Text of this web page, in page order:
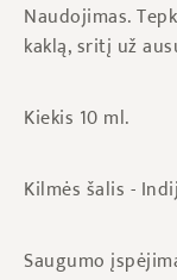
Naudojimas.
kaklą, sritį už
Kiekis 10 ml.
Kilmės šalis -
Saugumo